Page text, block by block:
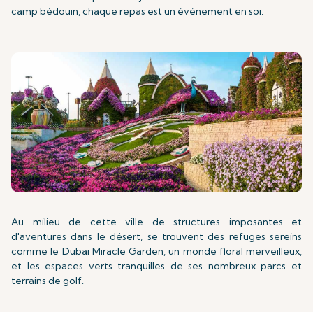
camp bédouin, chaque repas est un événement en soi.
Au milieu de cette ville de structures imposantes et
d'aventures dans le désert, se trouvent des refuges sereins
comme le Dubai Miracle Garden, un monde floral merveilleux,
et les espaces verts tranquilles de ses nombreux parcs et
terrains de golf.